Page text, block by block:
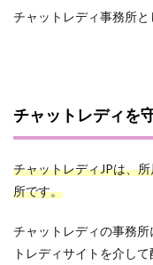
チャットレディ事務所と
チャットレディを
チャットレディJPは、
所です。
チャットレディの事務
トレディサイトを介して